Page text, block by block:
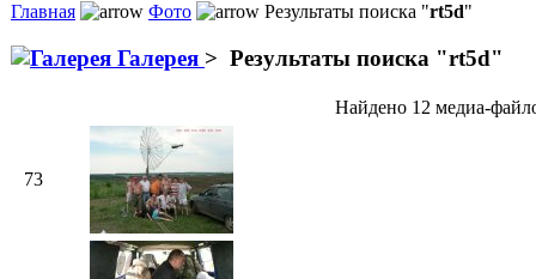
Главная Фото Результаты поиска "rt5d"
Галерея > Результаты поиска "rt5d"
Найдено 12 медиа-
73